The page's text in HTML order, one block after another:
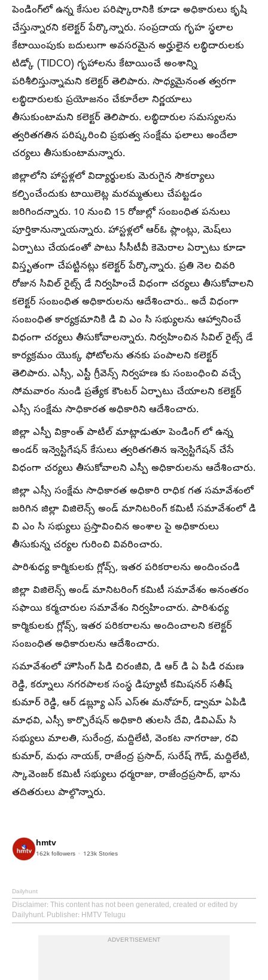
పెండింగ్‌లో ఉన్న కేసుల పరిష్కారానికి కూడా అధికారులు కృషి
చేస్తున్నారని కలెక్టర్ పేర్కొన్నారు. సంప్రదాయ గృహ స్థలాల
కేటాయింపుకు బదులుగా అవసరమైన అర్హులైన లబ్ధిదారులకు
టిడ్కో (TIDCO) గృహాలను కేటాయించే అంశాన్ని
పరిశీలిస్తున్నామని కలెక్టర్ తెలిపారు. సాధ్యమైనంత త్వరగా
లబ్ధిదారులకు ప్రయోజనం చేకూరేలా నిర్ణయాలు
తీసుకుంటామని కలెక్టర్ తెలిపారు. లబ్ధిదారుల సమస్యలను
త్వరితగతిన పరిష్కరించి ప్రభుత్వ సంక్షేమ ఫలాలు అందేలా
చర్యలు తీసుకుంటామన్నారు.
జిల్లాలోని హాస్టళ్లలో విద్యార్థులకు మెరుగైన సౌకర్యాలు
కల్పించేందుకు టాయిలెట్ల మరమ్మతులు చేపట్టడం
జరిగిందన్నారు. 10 నుంచి 15 రోజుల్లో సంబంధిత పనులు
పూర్తికానున్నాయన్నారు. హాస్టళ్లలో ఆర్‌ఓ ప్లాంట్లు, మెష్‌లు
ఏర్పాటు చేయడంతో పాటు సీసీటీవీ కెమెరాల ఏర్పాటు కూడా
విస్తృతంగా చేపట్టినట్లు కలెక్టర్ పేర్కొన్నారు. ప్రతి నెల చివరి
రోజున సివిల్ రైట్స్ డే నిర్వహించే విధంగా చర్యలు తీసుకోవాలని
కలెక్టర్ సంబంధిత అధికారులను ఆదేశించారు.. అదే విధంగా
సంబంధిత కార్యక్రమానికి డి వి ఎం సి సభ్యులను ఆహ్వానించే
విధంగా చర్యలు తీసుకోవాలన్నారు. నిర్వహించిన సివిల్ రైట్స్ డే
కార్యక్రమం యొక్క ఫోటోలను తనకు పంపాలని కలెక్టర్
తెలిపారు. ఎస్సీ, ఎస్టీ గ్రీవెన్స్ నిర్వహణ కు సంబంధించి వచ్చే
సోమవారం నుండి ప్రత్యేక కౌంటర్ ఏర్పాటు చేయాలని కలెక్టర్
ఎస్సీ సంక్షేమ సాధికారత అధికారిని ఆదేశించారు.
జిల్లా ఎస్పీ విక్రాంత్ పాటిల్ మాట్లాడుతూ పెండింగ్ లో ఉన్న
అండర్ ఇన్వెస్టిగేషన్ కేసులు త్వరితగతిన ఇన్వెస్టిగేషన్ చేసే
విధంగా చర్యలు తీసుకోవాలని ఎస్పీ అధికారులను ఆదేశించారు.
జిల్లా ఎస్సీ సంక్షేమ సాధికారత అధికారి రాధిక గత సమావేశంలో
జరిగిన జిల్లా విజిలెన్స్ అండ్ మానిటరింగ్ కమిటీ సమావేశంలో డి
వి ఎం సి సభ్యులు ప్రస్తావించిన అంశాల పై అధికారులు
తీసుకున్న చర్యల గురించి వివరించారు.
పారిశుధ్య కార్మికులకు గ్లోవ్స్, ఇతర పరికరాలను అందించండి
జిల్లా విజిలెన్స్ అండ్ మానిటరింగ్ కమిటీ సమావేశం అనంతరం
సఫాయి కర్మచారుల సమావేశం నిర్వహించారు. పారిశుధ్య
కార్మికులకు గ్లోవ్స్, ఇతర పరికరాలను అందించాలని కలెక్టర్
సంబంధిత అధికారులను ఆదేశించారు.
సమావేశంలో హౌసింగ్ పిడి చిరంజీవి, డి ఆర్ డి ఏ పిడి రమణ
రెడ్డి, కర్నూలు నగరపాలక సంస్థ డిప్యూటీ కమిషనర్ సతీష్
కుమార్ రెడ్డి, ఆర్ డబ్ల్యూ ఎస్ ఎస్ఈ మనోహర్, డ్వామా ఏపిడి
మాధవి, ఎస్సీ కార్పొరేషన్ అధికారి తులసి దేవి, డివిఎమ్ సి
సభ్యులు మాలతి, సురేంద్ర, మద్దిలేటి, వెంకట నాగరాజు, రవి
కుమార్, మధు నాయక్, రాజేంద్ర ప్రసాద్, సురేష్ గౌడ్, మద్దిలేటి,
స్కావెంజర్ కమిటీ సభ్యులు ధర్మరాజు, రాజేంద్రప్రసాద్, భాను
తదితరులు పాల్గొన్నారు.
hmtv
162k followers 123k Stories
Dailyhunt
Disclaimer: This content has not been generated, created or edited by
Dailyhunt. Publisher: HMTV Telugu
ADVERTISEMENT